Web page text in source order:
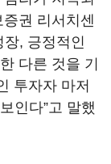
권 리서치센
장, 긍정적인
다른 것을 기
투자자 마저
인다”고 말했